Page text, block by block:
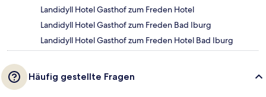
Landidyll Hotel Gasthof zum Freden Hotel
Landidyll Hotel Gasthof zum Freden Bad Iburg
Landidyll Hotel Gasthof zum Freden Hotel Bad Iburg
Häufig gestellte Fragen